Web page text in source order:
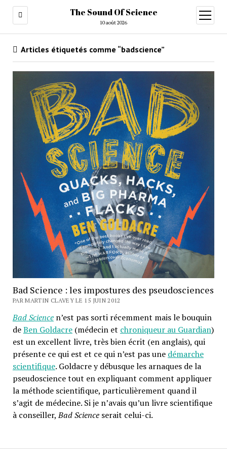
The Sound Of Science
10 août 2026
ouvrir
menu
Articles étiquetés comme “badscience”
Bad Science : les impostures des pseudosciences
PAR MARTIN CLAVEY LE 15 JUIN 2012
Bad Sciencen’est pas sorti récemment mais le bouquin
deBen Goldacre(médecin et chroniqueur au Guardian)
est un excellent livre, très bien écrit (en anglais), qui
présente ce qui est et ce qui n’est pas une démarche
scientifique. Goldacre y débusque les arnaques de la
pseudoscience tout en expliquant comment appliquer
la méthode scientifique, particulièrement quand il
s’agit de médecine. Si je n’avais qu’un livre scientifique
à conseiller,Bad Scienceserait celui-ci.